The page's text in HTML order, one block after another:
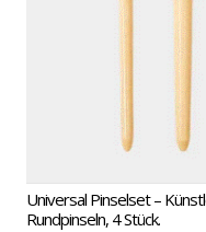
Universal Pinselset –
Rundpinseln, 4 Stück.